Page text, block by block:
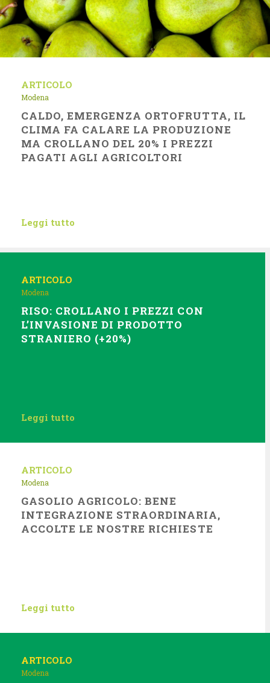
ARTICOLO
Modena
CALDO, EMERGENZA ORTOFRUTTA, IL
CLIMA FA CALARE LA PRODUZIONE
MA CROLLANO DEL 20% I PREZZI
PAGATI AGLI AGRICOLTORI
Leggi tutto
ARTICOLO
Modena
RISO: CROLLANO I PREZZI CON
L’INVASIONE DI PRODOTTO
STRANIERO (+20%)
Leggi tutto
ARTICOLO
Modena
GASOLIO AGRICOLO: BENE
INTEGRAZIONE STRAORDINARIA,
ACCOLTE LE NOSTRE RICHIESTE
Leggi tutto
ARTICOLO
Modena